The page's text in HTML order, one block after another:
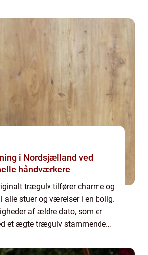
i Nordsjælland ved
håndværkere
trægulv tilfører charme og
alle stuer og værelser i en bolig.
af ældre dato, som er
et ægte trægulv stammende